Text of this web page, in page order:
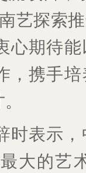
艺探索
心期待
，携手
时表示
大的艺